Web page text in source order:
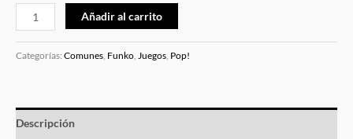
Añadir al carrito
Categorías: Comunes Funko Juegos Pop!
Descripción